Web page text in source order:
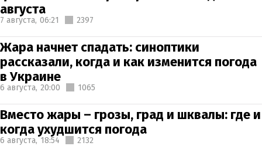
августа
7 августа, 06:21 2397
Жара начнет спадать: синоптики
рассказали, когда и как изменится погода
в Украине
6 августа, 20:00 1065
Вместо жары – грозы, град и шквалы: где и
когда ухудшится погода
6 августа, 18:54 2132